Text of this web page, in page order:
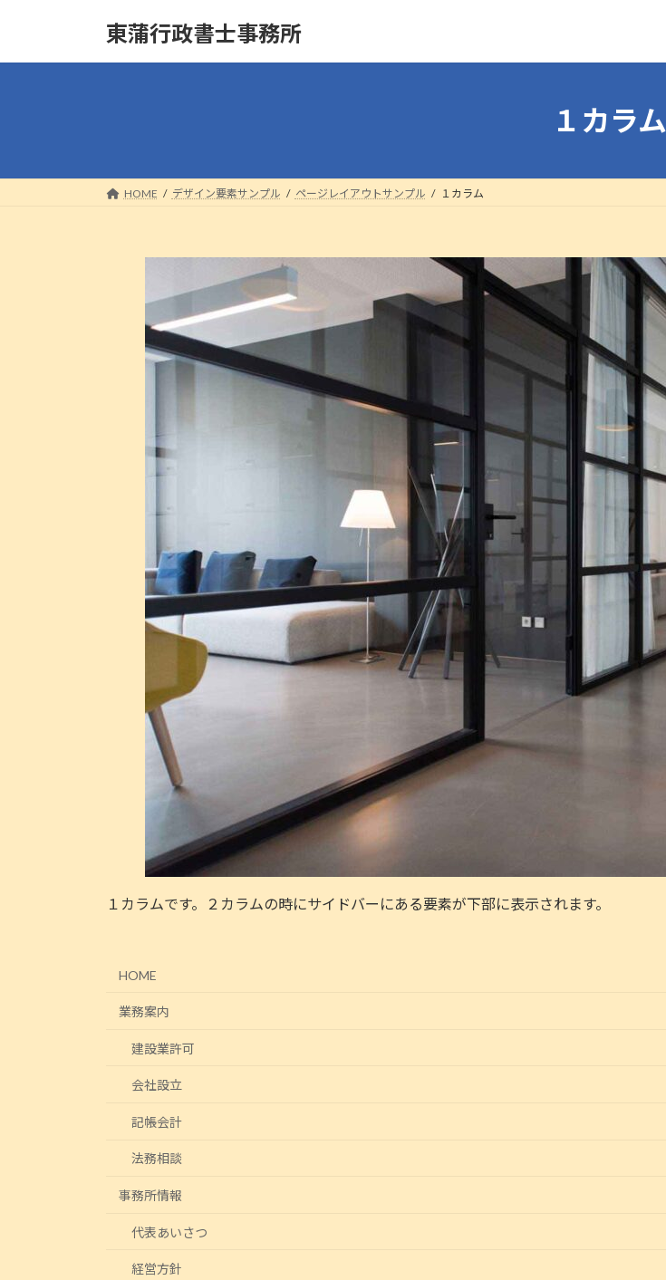
ッ
移
東蒲行政書士事務所
１カラム
HOME デザイン要素サンプル ページレイアウトサンプル １カラム
１カラムです。２カラムの時にサイドバーにある要素が下部に表示されます。
HOME
業務案内
建設業許可
会社設立
記帳会計
法務相談
事務所情報
代表あいさつ
経営方針